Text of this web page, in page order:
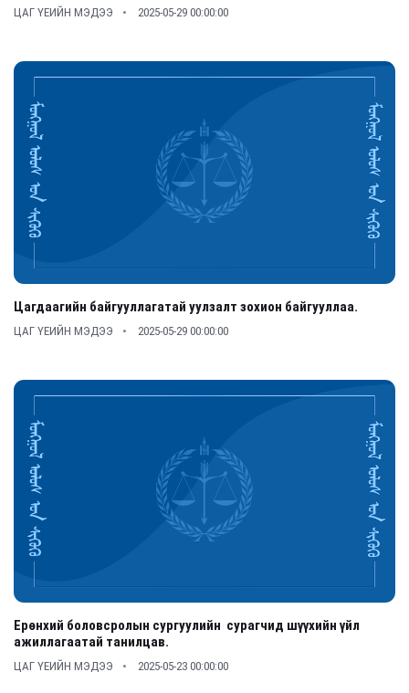
ЦАГ ҮЕИЙН МЭДЭЭ 2025-05-29 00:00:00
Цагдаагийн байгууллагатай уулзалт зохион байгууллаа.
ЦАГ ҮЕИЙН МЭДЭЭ 2025-05-29 00:00:00
Ерөнхий боловсролын сургуулийн сурагчид шүүхийн үйл
ажиллагаатай танилцав.
ЦАГ ҮЕИЙН МЭДЭЭ 2025-05-23 00:00:00